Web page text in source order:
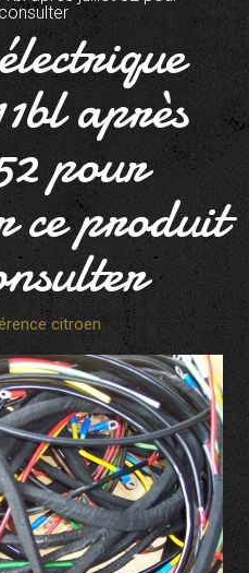
après
pour
ce produit
citroen